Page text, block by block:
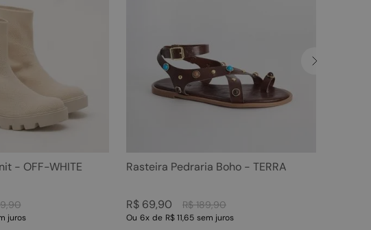
- OFF-WHITE
,90
juros
Rasteira Pedraria Boho - TERRA
R$ 189,90
R$ 69,90
Ou 6x de R$ 11,65 sem juros